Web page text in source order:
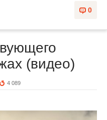
0
(видео)
4 089